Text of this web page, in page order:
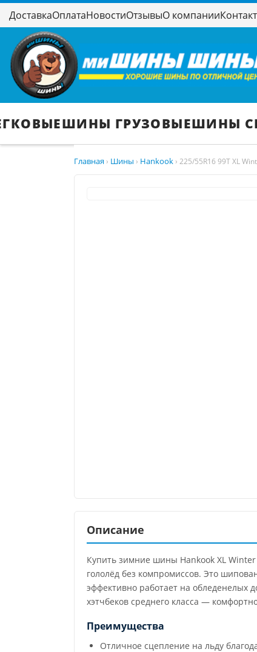
ДоставкаОплатаНовостиОтзывыО компании
ШИНЫ ГРУЗОВЫЕШИНЫ
Главная › Шины › Hankook › 225/55R16 99T XL
Описание
Купить зимние шины Hankook XL
гололёд без компромиссов. Это
эффективно работает на обледенелых
хэтчбеков среднего класса —
Преимущества
Отличное сцепление на льду